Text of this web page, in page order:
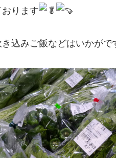
ります
込みご飯などはいかがで